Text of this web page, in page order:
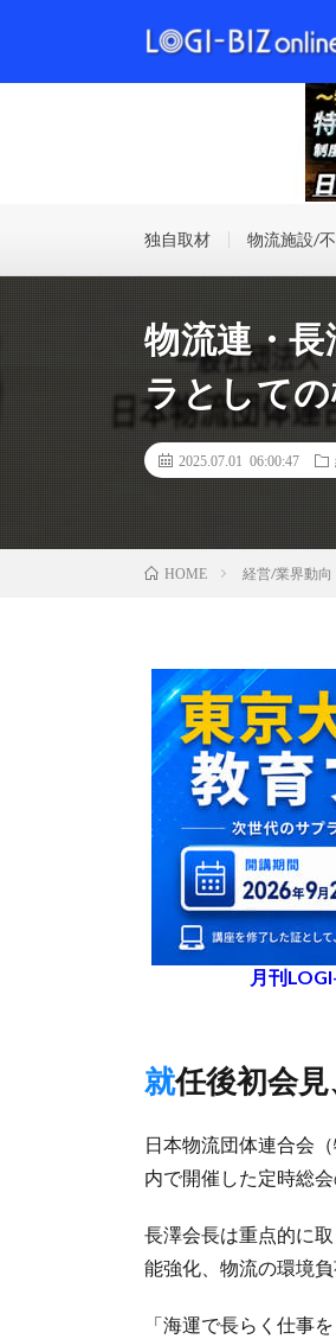
独自取材 物流施設/
物流連・
ラとして
2025.07.01 06:00:47
HOME 経営/業界動向
月刊
就任後初会
日本物流団体連合会
内で開催した定時総
長澤会長は重点的に
能強化、物流の環境
「海運で長らく仕事